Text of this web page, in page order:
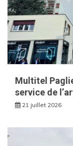
Multitel
service de
21 juillet 2026